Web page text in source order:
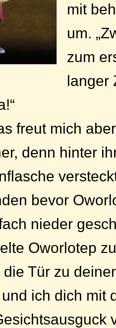
mit
um.
zum
langer
freut mich
denn hinter
bevor
nieder
Oworlotep
Tür zu
ich dich mit